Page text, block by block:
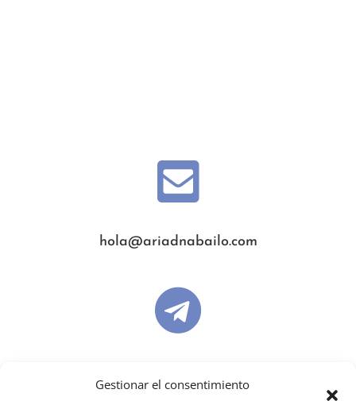
Gestionar el consentimiento

hola@ariadnabailo.com
